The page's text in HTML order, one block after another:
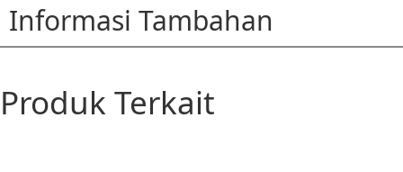
Informasi Tambahan
Produk Terkait